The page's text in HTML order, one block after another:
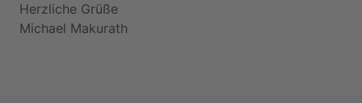
Herzliche Grüße
Michael Makurath